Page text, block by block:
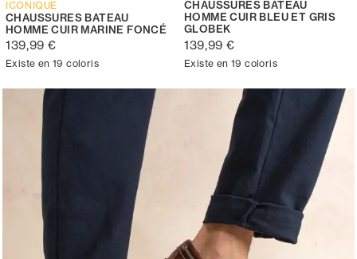
ICONIQUE
CHAUSSURES BATEAU
HOMME CUIR MARINE FONCÉ
139,99 €
Existe en 19 coloris
CHAUSSURES BATEAU
HOMME CUIR BLEU ET GRIS
GLOBEK
139,99 €
Existe en 19 coloris